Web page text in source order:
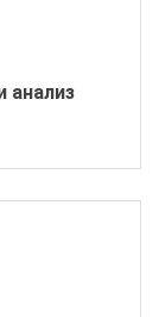
анализ